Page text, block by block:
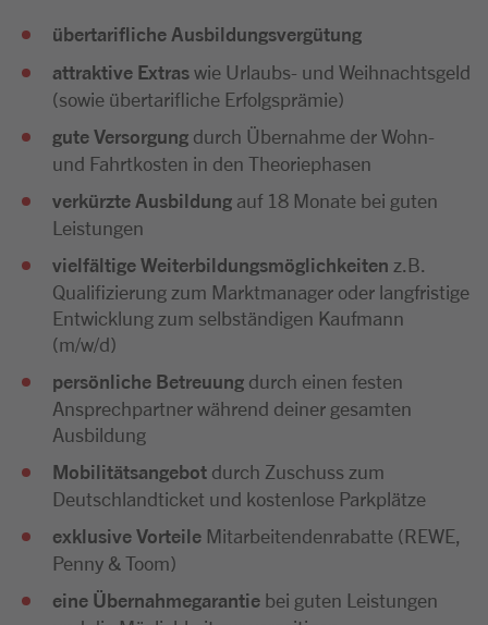
übertarifliche Ausbildungsvergütung
attraktive Extraswie Urlaubs- und Weihnachtsgeld
(sowie übertarifliche Erfolgsprämie)
gute Versorgung durch Übernahme der Wohn-
und Fahrtkosten in den Theoriephasen
verkürzte Ausbildung auf 18 Monate bei guten
Leistungen
vielfältige Weiterbildungsmöglichkeiten z.B.
Qualifizierung zum Marktmanager oder langfristige
Entwicklung zum selbständigen Kaufmann
(m/w/d)
persönliche Betreuung durch einen festen
Ansprechpartner während deiner gesamten
Ausbildung
Mobilitätsangebot durch Zuschuss zum
Deutschlandticket und kostenlose Parkplätze
exklusive Vorteile Mitarbeitendenrabatte (REWE,
Penny & Toom)
eine Übernahmegarantie bei guten Leistungen